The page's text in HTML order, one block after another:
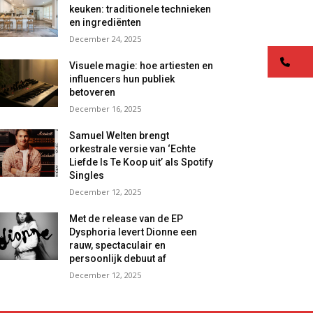
keuken: traditionele technieken
en ingrediënten
December 24, 2025
Visuele magie: hoe artiesten en
influencers hun publiek
betoveren
December 16, 2025
Samuel Welten brengt
orkestrale versie van ‘Echte
Liefde Is Te Koop uit’ als Spotify
Singles
December 12, 2025
Met de release van de EP
Dysphoria levert Dionne een
rauw, spectaculair en
persoonlijk debuut af
December 12, 2025